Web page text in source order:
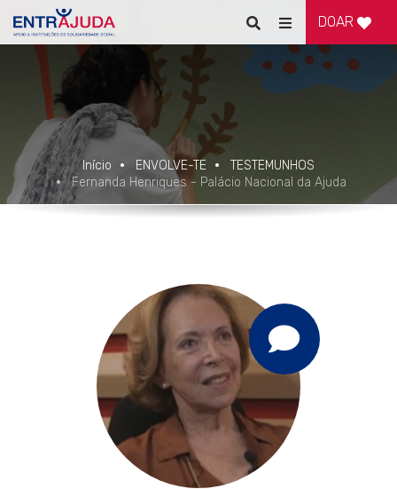
Pesquisar
Alternar
de
navegação
DOAR
Início ENVOLVE-TE
TESTEMUNHOS
Fernanda Henriques - Palácio Nacional da Ajuda